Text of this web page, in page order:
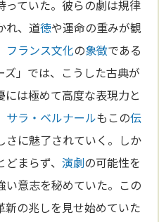
っていた。彼らの劇は規律
れ、道徳や運命の重みが観
フランス文化の象徴である
ズ」では、こうした古典が
は極めて高度な表現力と
サラ・ベルナールもこの伝
さに魅了されていく。しか
どまらず、演劇の可能性を
い意志を秘めていた。この
新の兆しを見せ始めていた